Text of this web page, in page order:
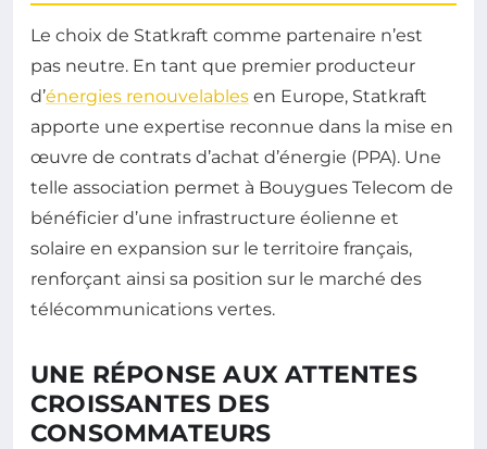
Le choix de Statkraft comme partenaire n’est
pas neutre. En tant que premier producteur
d’énergies renouvelables en Europe, Statkraft
apporte une expertise reconnue dans la mise en
œuvre de contrats d’achat d’énergie (PPA). Une
telle association permet à Bouygues Telecom de
bénéficier d’une infrastructure éolienne et
solaire en expansion sur le territoire français,
renforçant ainsi sa position sur le marché des
télécommunications vertes.
UNE RÉPONSE AUX ATTENTES
CROISSANTES DES
CONSOMMATEURS